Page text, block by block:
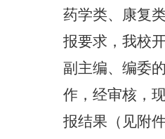
药学类、康复
报要求，我校
副主编、编委
作，经审核，
报结果（见附